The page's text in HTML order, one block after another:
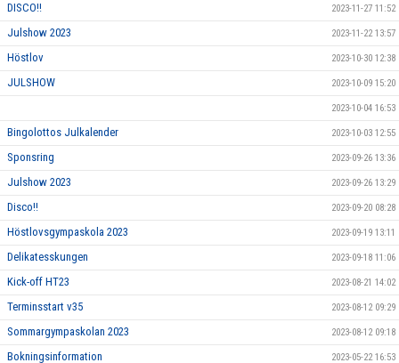
DISCO!! 2023-11-27 11:52
Julshow 2023 2023-11-22 13:57
Höstlov 2023-10-30 12:38
JULSHOW 2023-10-09 15:20
2023-10-04 16:53
Bingolottos Julkalender 2023-10-03 12:55
Sponsring 2023-09-26 13:36
Julshow 2023 2023-09-26 13:29
Disco!! 2023-09-20 08:28
Höstlovsgympaskola 2023 2023-09-19 13:11
Delikatesskungen 2023-09-18 11:06
Kick-off HT23 2023-08-21 14:02
Terminsstart v35 2023-08-12 09:29
Sommargympaskolan 2023 2023-08-12 09:18
Bokningsinformation 2023-05-22 16:53